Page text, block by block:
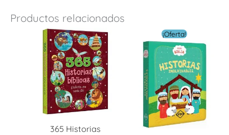
Productos relacionados
365 Historias
¡Oferta!
El
precio
original
era:
$ 8.00.$